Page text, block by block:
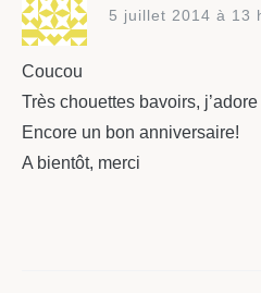
5 juillet 2014 à 13
Coucou
Très chouettes bavoirs,
Encore un bon anniversaire!
A bientôt, merci